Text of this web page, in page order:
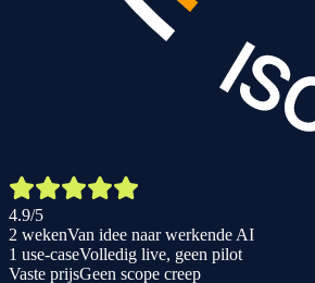
4.9/5
2 wekenVan idee naar werkende AI
1 use-caseVolledig live, geen pilot
Vaste prijsGeen scope creep